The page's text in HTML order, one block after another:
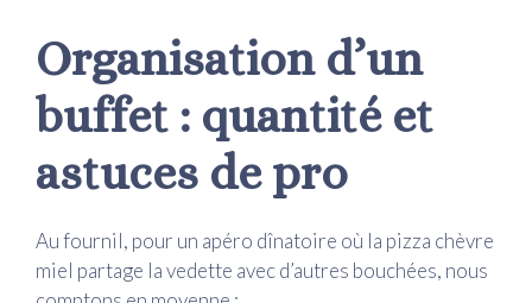
Organisation d’un
buffet : quantité et
astuces de pro
Au fournil, pour un apéro dînatoire où la pizza chèvre
miel partage la vedette avec d’autres bouchées, nous